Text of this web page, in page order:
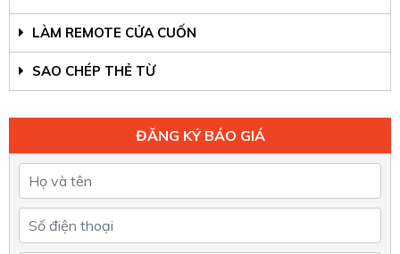
LÀM REMOTE CỬA CUỐN
SAO CHÉP THẺ TỪ
ĐĂNG KÝ BÁO GIÁ